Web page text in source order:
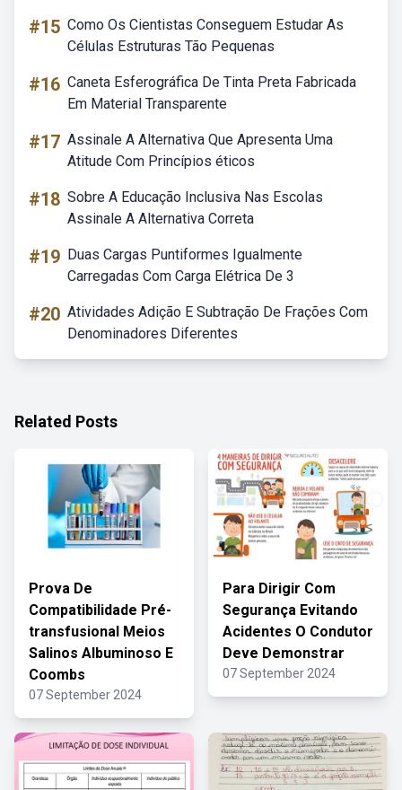
#15 Como Os Cientistas Conseguem Estudar As
Células Estruturas Tão Pequenas
#16 Caneta Esferográfica De Tinta Preta Fabricada
Em Material Transparente
#17 Assinale A Alternativa Que Apresenta Uma
Atitude Com Princípios éticos
#18 Sobre A Educação Inclusiva Nas Escolas
Assinale A Alternativa Correta
#19 Duas Cargas Puntiformes Igualmente
Carregadas Com Carga Elétrica De 3
#20 Atividades Adição E Subtração De Frações Com
Denominadores Diferentes
Related Posts
Prova De
Compatibilidade Pré-
transfusional Meios
Salinos Albuminoso E
Coombs
07 September 2024
Para Dirigir Com
Segurança Evitando
Acidentes O Condutor
Deve Demonstrar
07 September 2024